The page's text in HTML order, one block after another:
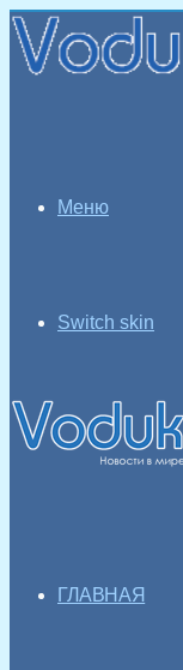
Меню
Switch skin
ГЛАВНАЯ